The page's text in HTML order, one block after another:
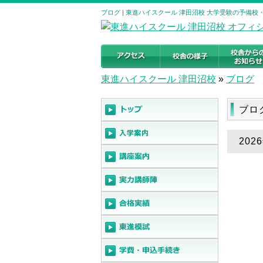
ブログ | 東進ハイスクール 津田沼校 大学受験の予備校
東進ハイスクール 津田沼校 » ブログ
ブ